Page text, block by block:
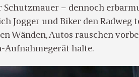
– dennoch
Jogger und Biker den Radweg
Wänden, Autos rauschen
Aufnahmegerät halte.